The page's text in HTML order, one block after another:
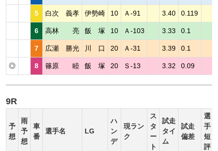
5 白次 義孝 伊勢崎 10 Ａ-91 3.40 0.119
6 高林 亮 飯 塚 10 Ａ-103 3.33 0.1
7 広瀬 勝光 川 口 20 Ａ-31 3.39 0.1
◎ 8 篠原 睦 飯 塚 20 Ｓ-13 3.32 0.09
9R
予
想
雨
予
想
車
番
選手名 LG
ハ
ン
デ
現ラン
ク
ス
タ
ー
ト
試走
タイ
ム
試走
偏差
選
手
短
評